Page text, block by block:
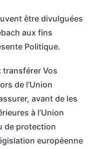
être divulguées
aux fins
Politique.
transférer Vos
de l’Union
avant de les
à l’Union
de protection
européenne